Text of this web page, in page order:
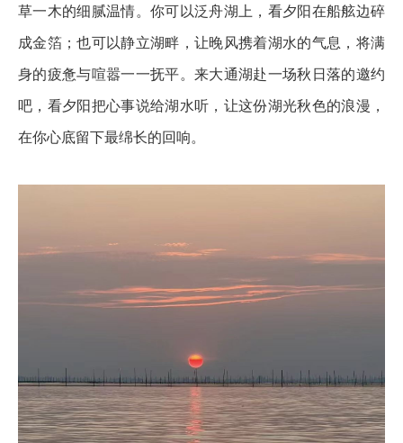
草一木的细腻温情。你可以泛舟湖上，看夕阳在船舷边碎
成金箔；也可以静立湖畔，让晚风携着湖水的气息，将满
身的疲惫与喧嚣一一抚平。来大通湖赴一场秋日落的邀约
吧，看夕阳把心事说给湖水听，让这份湖光秋色的浪漫，
在你心底留下最绵长的回响。